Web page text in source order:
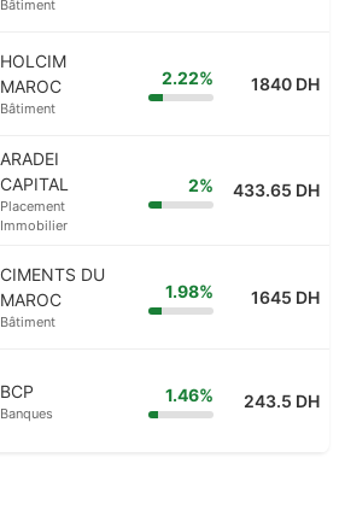
Bâtiment
HOLCIM
MAROC
Bâtiment
2.22% 1840 DH
ARADEI
CAPITAL
Placement
Immobilier
2% 433.65 DH
CIMENTS DU
MAROC
Bâtiment
1.98% 1645 DH
BCP
Banques
1.46% 243.5 DH